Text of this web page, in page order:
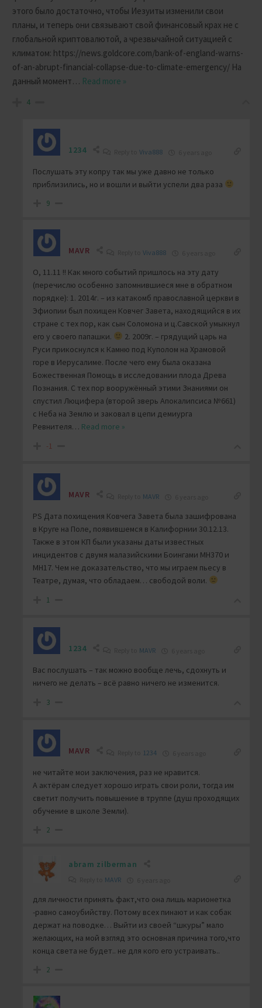
этого было достаточно, чтобы Иезуиты изменили свои
планы, и теперь они связывают свой финансовый крах не с
глобальной криптовалютой, а чрезвычайной ситуацией с
климатом: https://news.goldcore.com/bank-of-england-warns-
of-an-abrupt-financial-collapse-due-to-climate-emergency/ На
данный момент… Read more »
4
1234 Viva888
Послушать эту копру так мы уже давно не только
приблизились, но и вошли и выйти успели два раза
9
MAVR Viva888
О, 11.11 !! Как много событий пришлось на эту дату
(перечислю особенно запомнившиеся мне в обратном
порядке): 1. 2014г. – из катакомб православной церкви в
Эфиопии был похищен Ковчег Завета, находящийся в их
стране с тех пор, как сын Соломона и ц.Савской умыкнул
его у своего папашки.
2. 2009г. – грядущий царь на
Руси прикоснулся к Камню под Куполом на Храмовой
горе в Иерусалиме. После чего ему была оказана
Божественная Помощь в исследовании плода Древа
Познания. С тех пор вооружённый этими Знаниями он
спустил Люцифера (второй зверь Апокалипсиса №661)
с Неба на Землю и заковал в цепи демиурга
Ревнителя… Read more »
-1
MAVR MAVR
PS Дата похищения Ковчега Завета была зашифрована
в Круге на Поле, появившемся в Калифорнии 30.12.13.
Также в этом КП были указаны даты известных
инцидентов с двумя малазийскими Боингами МН370 и
МН17. Чем не доказательство, что мы играем пьесу в
Театре, думая, что обладаем… свободой воли.
1
1234 MAVR
Вас послушать – так можно вообще лечь, сдохнуть и
ничего не делать – всё равно ничего не изменится.
3
MAVR 1234
не читайте мои заключения, раз не нравится.
А актёрам следует хорошо играть свои роли, тогда им
светит получить повышение в труппе (душ проходящих
обучение в школе Земли).
2
abram zilberman
MAVR
для личности принять факт,что она лишь марионетка
-равно самоубийству. Потому всех пинают и как собак
держат на поводке… Выйти из своей “шкуры” мало
желающих, на мой взгляд это основная причина того,что
конца света не будет.. не для кого его устраивать..
2